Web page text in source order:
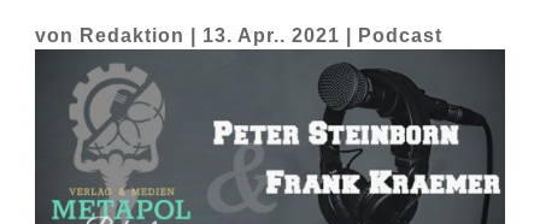
von Redaktion 13. Apr.. 2021 Podcast